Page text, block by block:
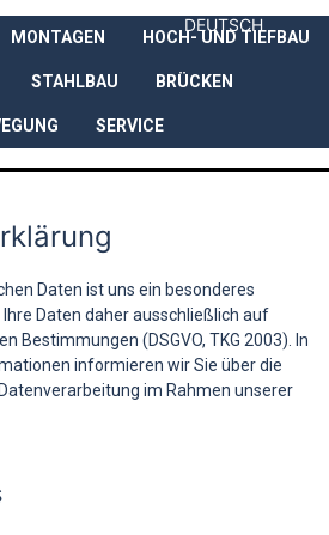
DEUTSCH
UNTERNEHMEN
LEISTUNGEN
MONTAGEN HOCH- UND TIEFBAU
STAHLBAU BRÜCKEN
SERVICE
Daten ist uns ein besonderes
Daten daher ausschließlich auf
Bestimmungen (DSGVO, TKG 2003). In
informieren wir Sie über die
im Rahmen unserer